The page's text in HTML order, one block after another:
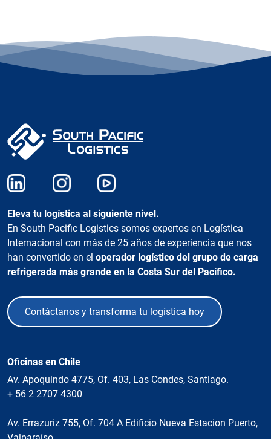
Eleva tu logística al siguiente nivel.
En South Pacific Logistics somos expertos en Logística
Internacional con más de 25 años de experiencia que nos
han convertido en el operador logístico del grupo de carga
refrigerada más grande en la Costa Sur del Pacífico.
Contáctanos y transforma tu logística hoy
Oficinas en Chile
Av. Apoquindo 4775, Of. 403, Las Condes, Santiago.
+ 56 2 2707 4300
Av. Errazuriz 755, Of. 704 A Edificio Nueva Estacion Puerto,